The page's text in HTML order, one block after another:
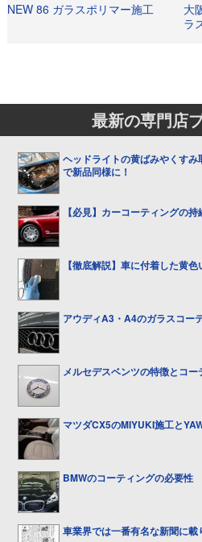
NEW 86 ガラスポリマー施工
大
ラ
最新の専門店
ヘッドライトの黄ばみやくす
で新品同様に！
【必見】カーコーティングの
【徹底解説】車に付着した黄
アウディA3・A4のガラスコー
メルセデスベンツの特徴とコー
マツダCX5のMIYUKI施工と
BMWのコーティングの必要性
車業界では一番有名な新聞に